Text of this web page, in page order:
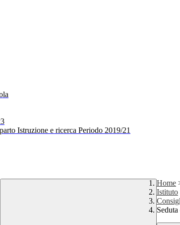
Istruzione e ricerca Periodo 2019/21
Home
Istituto